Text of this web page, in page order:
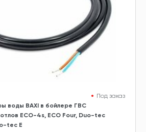
Под заказ
воды BAXI в бойлере ГВС
ECO-4s, ECO Four, Duo-tec
tec E